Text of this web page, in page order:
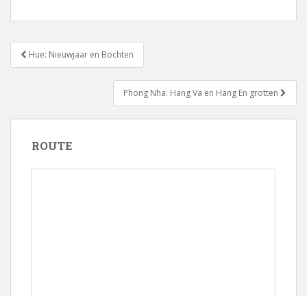
Bericht
navigatie
Hue: Nieuwjaar en Bochten
Phong Nha: Hang Va en Hang En grotten
ROUTE